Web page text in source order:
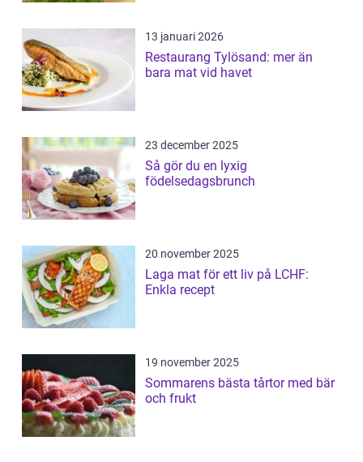
13 januari 2026
Restaurang Tylösand: mer än
bara mat vid havet
23 december 2025
Så gör du en lyxig
födelsedagsbrunch
20 november 2025
Laga mat för ett liv på LCHF:
Enkla recept
19 november 2025
Sommarens bästa tårtor med bär
och frukt